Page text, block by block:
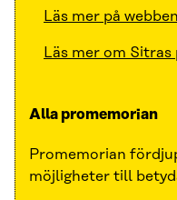
Läs mer på webben
Läs mer om
Alla promemorian
Promemorian
möjligheter till